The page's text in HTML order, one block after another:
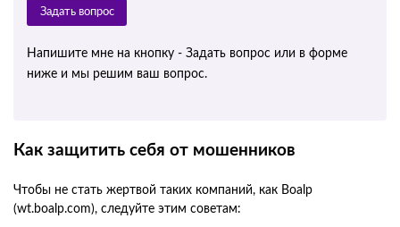
Задать вопрос
Напишите мне на кнопку - Задать вопрос или в форме
ниже и мы решим ваш вопрос.
Как защитить себя от мошенников
Чтобы не стать жертвой таких компаний, как Boalp
(wt.boalp.com), следуйте этим советам: